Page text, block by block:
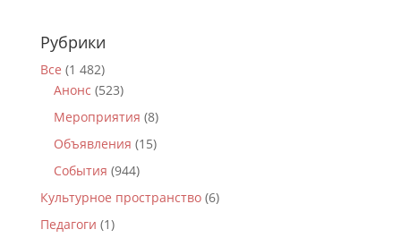
Рубрики
Все (1 482)
Анонс (523)
Мероприятия (8)
Объявления (15)
События (944)
Культурное пространство(6)
Педагоги (1)